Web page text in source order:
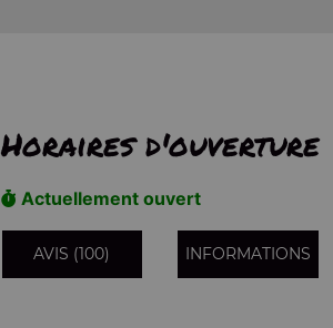
Horaires d'ouverture
Actuellement ouvert
AVIS (100) INFORMATIONS